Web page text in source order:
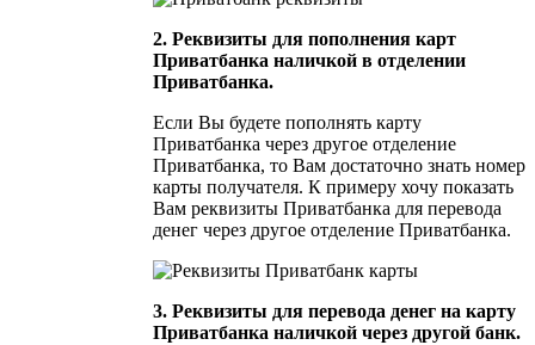
2. Реквизиты для пополнения карт
Приватбанка наличкой в отделении
Приватбанка.
Если Вы будете пополнять карту
Приватбанка через другое отделение
Приватбанка, то Вам достаточно знать номер
карты получателя. К примеру хочу показать
Вам реквизиты Приватбанка для перевода
денег через другое отделение Приватбанка.
3. Реквизиты для перевода денег на карту
Приватбанка наличкой через другой банк.